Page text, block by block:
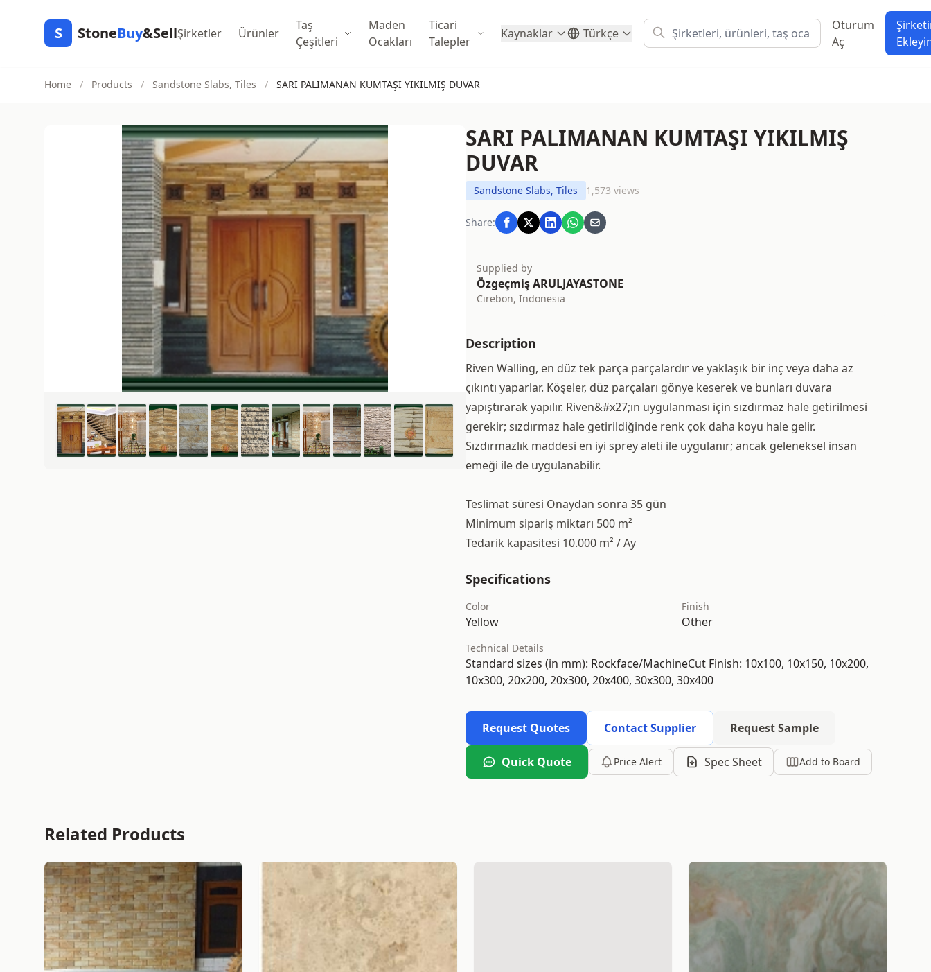
S StoneBuy&SellŞirketler Ürünler
Taş
Çeşitleri
Maden
Ocakları
Ticari
Talepler
Kaynaklar Türkçe
Oturum
Aç
Home / Products / Sandstone Slabs, Tiles / SARI PALIMANAN KUMTAŞI YIKILMIŞ DUVAR
SARI PALIMANAN KUMTAŞI YIKILMIŞ
DUVAR
Sandstone Slabs, Tiles 1,573 views
Share:
Supplied by
Özgeçmiş ARULJAYASTONE
Cirebon, Indonesia
Description
Riven Walling, en düz tek parça parçalardır ve yaklaşık bir inç veya daha az
çıkıntı yaparlar. Köşeler, düz parçaları gönye keserek ve bunları duvara
yapıştırarak yapılır. Riven&#x27;ın uygulanması için sızdırmaz hale getirilmesi
gerekir; sızdırmaz hale getirildiğinde renk çok daha koyu hale gelir.
Sızdırmazlık maddesi en iyi sprey aleti ile uygulanır; ancak geleneksel insan
emeği ile de uygulanabilir.
Teslimat süresi Onaydan sonra 35 gün
Minimum sipariş miktarı 500 m²
Tedarik kapasitesi 10.000 m² / Ay
Specifications
Color
Yellow
Finish
Other
Technical Details
Standard sizes (in mm): Rockface/MachineCut Finish: 10x100, 10x150, 10x200,
10x300, 20x200, 20x300, 20x400, 30x300, 30x400
Request Quotes Contact Supplier Request Sample
Quick Quote Price Alert Spec Sheet Add to Board
Related Products